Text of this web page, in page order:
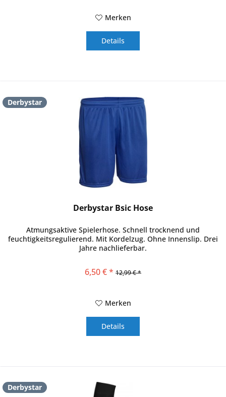
Merken
Details
Derbystar
Derbystar Bsic Hose
Atmungsaktive Spielerhose. Schnell trocknend und
feuchtigkeitsregulierend. Mit Kordelzug. Ohne Innenslip. Drei
Jahre nachlieferbar.
6,50 € * 12,99 € *
Merken
Details
Derbystar